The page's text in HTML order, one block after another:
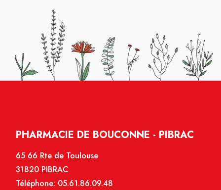
PHARMACIE DE BOUCONNE - PIBRAC
65 66 Rte de Toulouse
31820 PIBRAC
Téléphone: 05.61.86.09.48